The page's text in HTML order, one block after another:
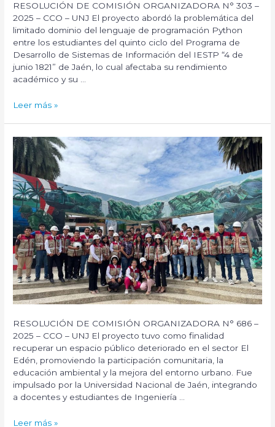
vida
de
las
familias
del
distrito
de
provincia
de
2025”.
RESOLUCIÓN DE COMISIÓN ORGANIZADORA N° 303 –
2025 – CCO – UNJ El proyecto abordó la problemática del
limitado dominio del lenguaje de programación Python
entre los estudiantes del quinto ciclo del Programa de
Desarrollo de Sistemas de Información del IESTP “4 de
junio 1821” de Jaén, lo cual afectaba su rendimiento
académico y su …
Proyecto
«Manejo
del
Lenguaje
de
Programación
Python
en
los
Procesos
de
Enseñanza
y
Aprendizaje
de
Estudiantes
del
5to
Ciclo
del
Programa
de
Desarrollo
Leer más »
RESOLUCIÓN DE COMISIÓN ORGANIZADORA N° 686 –
2025 – CCO – UNJ El proyecto tuvo como finalidad
recuperar un espacio público deteriorado en el sector El
Edén, promoviendo la participación comunitaria, la
educación ambiental y la mejora del entorno urbano. Fue
impulsado por la Universidad Nacional de Jaén, integrando
a docentes y estudiantes de Ingeniería …
Proyecto
Leer más »